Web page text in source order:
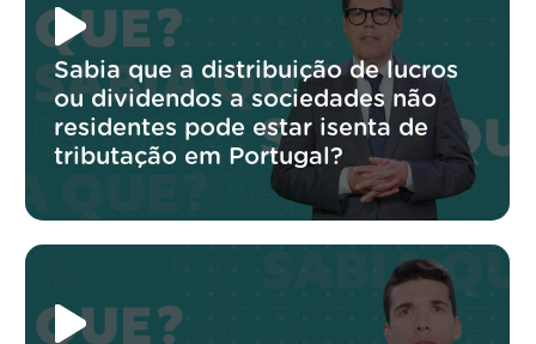
Sabia que a distribuição de lucros
ou dividendos a sociedades não
residentes pode estar isenta de
tributação em Portugal?